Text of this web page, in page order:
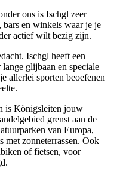
ons is Ischgl zeer
bars en winkels waar je je
actief wilt bezig zijn.
Ischgl heeft een
glijbaan en speciale
allerlei sporten beoefenen
is Königsleiten jouw
grenst aan de
van Europa,
met zonneterrassen. Ook
of fietsen, voor